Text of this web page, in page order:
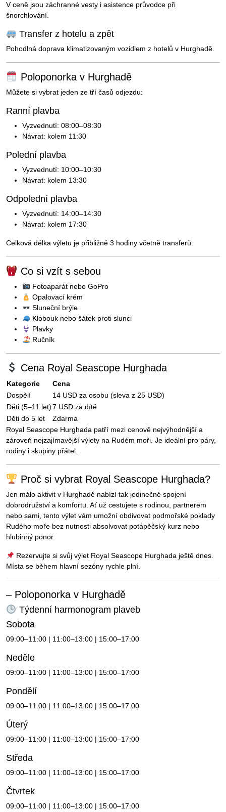
V ceně jsou záchranné vesty i asistence průvodce při
šnorchlování.
Transfer z hotelu a zpět
Pohodlná doprava klimatizovaným vozidlem z hotelů v Hurghadě.
Poloponorka v Hurghadě
Můžete si vybrat jeden ze tří časů odjezdu:
Ranní plavba
Vyzvednutí: 08:00–08:30
Návrat: kolem 11:30
Polední plavba
Vyzvednutí: 10:00–10:30
Návrat: kolem 13:30
Odpolední plavba
Vyzvednutí: 14:00–14:30
Návrat: kolem 17:30
Celková délka výletu je přibližně 3 hodiny včetně transferů.
Co si vzít s sebou
Fotoaparát nebo GoPro
Opalovací krém
Sluneční brýle
Klobouk nebo šátek proti slunci
Plavky
Ručník
Cena Royal Seascope Hurghada
Kategorie
Cena
Dospělí
14 USD za osobu (sleva z 25 USD)
Děti (5–11 let)7 USD za dítě
Děti do 5 let
Zdarma
Royal Seascope Hurghada patří mezi cenově nejvýhodnější a
zároveň nejzajímavější výlety na Rudém moři. Je ideální pro páry,
rodiny i skupiny přátel.
Proč si vybrat Royal Seascope Hurghada?
Jen málo aktivit v Hurghadě nabízí tak jedinečné spojení
dobrodružství a komfortu. Ať už cestujete s rodinou, partnerem
nebo sami, tento výlet vám umožní obdivovat podmořské poklady
Rudého moře bez nutnosti absolvovat potápěčský kurz nebo
hlubinný ponor.
Rezervujte si svůj výlet Royal Seascope Hurghada ještě dnes.
Místa se během hlavní sezóny rychle plní.
– Poloponorka v Hurghadě
Týdenní harmonogram plaveb
Sobota
09:00–11:00 | 11:00–13:00 | 15:00–17:00
Neděle
09:00–11:00 | 11:00–13:00 | 15:00–17:00
Pondělí
09:00–11:00 | 11:00–13:00 | 15:00–17:00
Úterý
09:00–11:00 | 11:00–13:00 | 15:00–17:00
Středa
09:00–11:00 | 11:00–13:00 | 15:00–17:00
Čtvrtek
09:00–11:00 | 11:00–13:00 | 15:00–17:00